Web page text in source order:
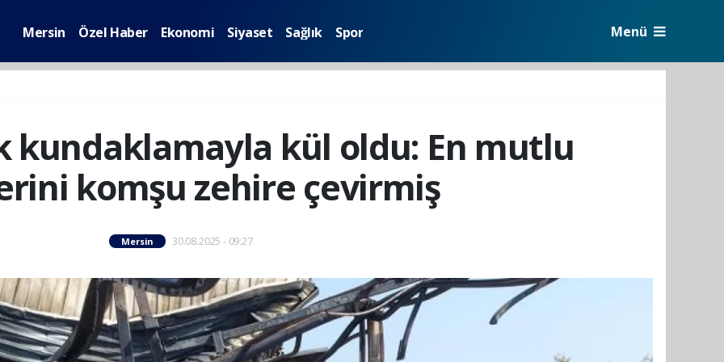
Mersin Özel Haber Ekonomi Siyaset Sağlık Spor Menü
kundaklamayla kül oldu: En mutlu
komşu zehire çevirmiş
Mersin 30.08.2025 - 09:27